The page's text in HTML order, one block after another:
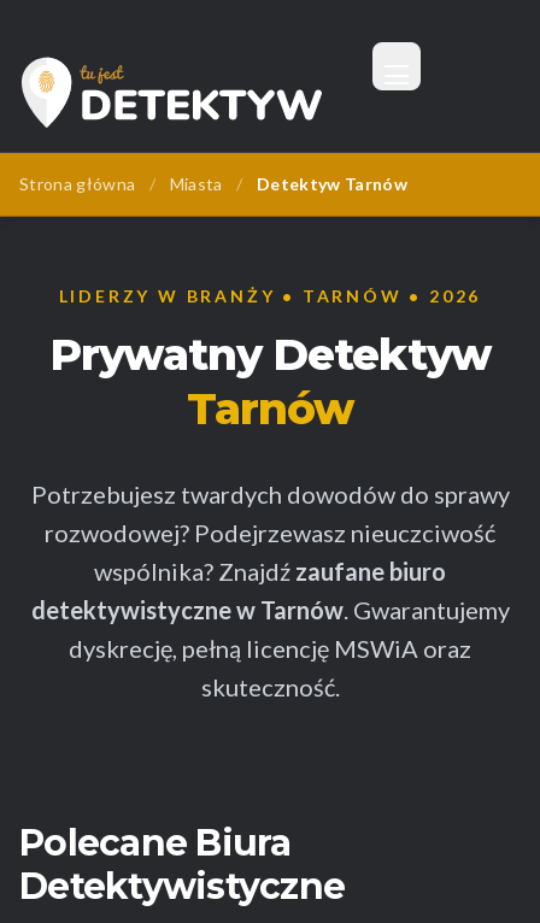
Tu Jest Detektyw
Menu
Strona główna / Miasta / Detektyw Tarnów
LIDERZY W BRANŻY • TARNÓW • 2026
Prywatny Detektyw
Tarnów
Potrzebujesz twardych dowodów do sprawy
rozwodowej? Podejrzewasz nieuczciwość
wspólnika? Znajdź zaufane biuro
detektywistyczne w Tarnów. Gwarantujemy
dyskrecję, pełną licencję MSWiA oraz
skuteczność.
Polecane Biura
Detektywistyczne